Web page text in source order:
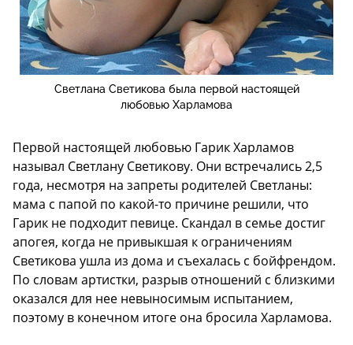
Светлана Светикова была первой настоящей
любовью Харламова
Первой настоящей любовью Гарик Харламов
называл Светлану Светикову. Они встречались 2,5
года, несмотря на запреты родителей Светланы:
мама с папой по какой-то причине решили, что
Гарик не подходит певице. Скандал в семье достиг
апогея, когда не привыкшая к ограничениям
Светикова ушла из дома и съехалась с бойфрендом.
По словам артистки, разрыв отношений с близкими
оказался для нее невыносимым испытанием,
поэтому в конечном итоге она бросила Харламова.